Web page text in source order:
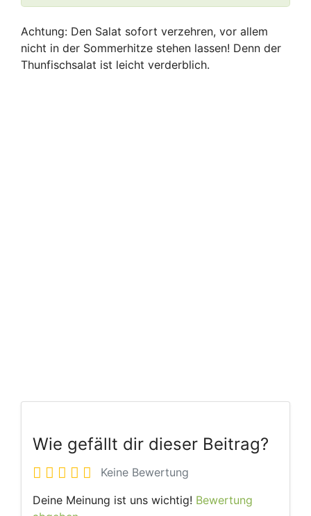
Achtung: Den Salat sofort verzehren, vor allem
nicht in der Sommerhitze stehen lassen! Denn der
Thunfischsalat ist leicht verderblich.
Wie gefällt dir dieser Beitrag?
Keine Bewertung
Deine Meinung ist uns wichtig! Bewertung